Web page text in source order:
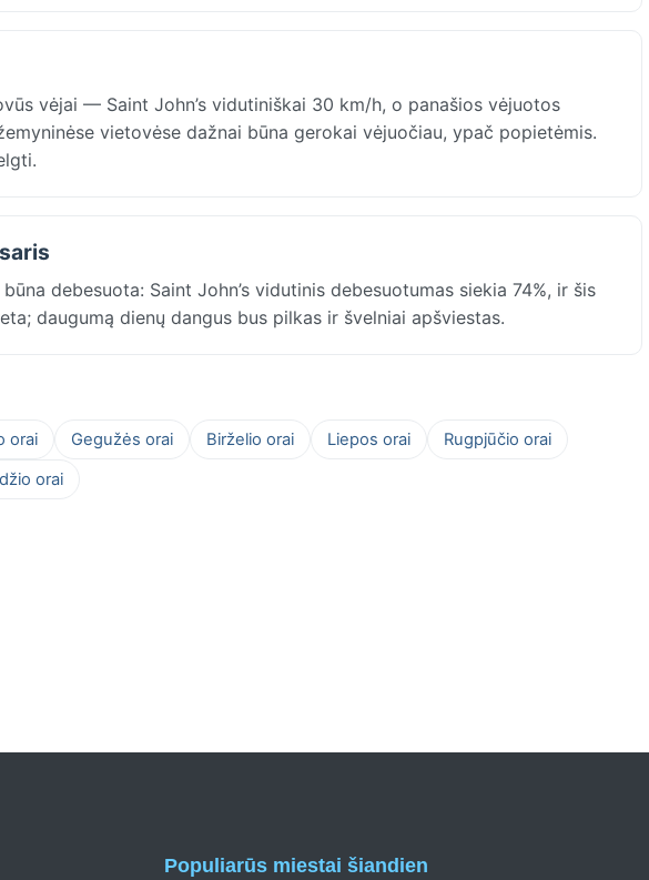
vėjai — Saint John’s vidutiniškai 30 km/h, o panašios vėjuotos
vietovėse dažnai būna gerokai vėjuočiau, ypač popietėmis.
debesuota: Saint John’s vidutinis debesuotumas siekia 74%, ir šis
daugumą dienų dangus bus pilkas ir švelniai apšviestas.
orai Gegužės orai Birželio orai Liepos orai
Rugpjūčio orai
orai
Populiarūs miestai šiandien